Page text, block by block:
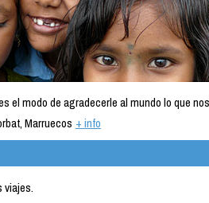
el modo de agradecerle al mundo lo que
Marruecos + info
viajes.